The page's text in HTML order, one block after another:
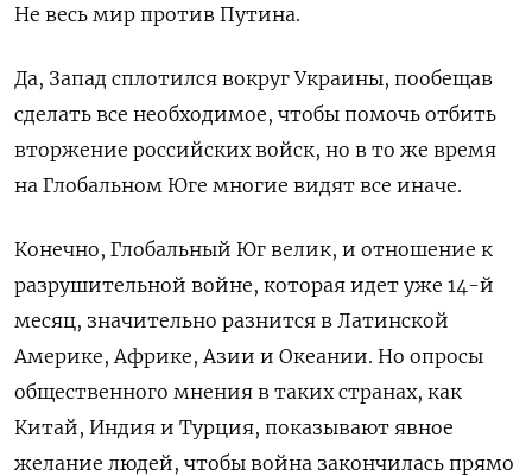
Не весь мир против Путина.
Да, Запад сплотился вокруг Украины, пообещав
сделать все необходимое, чтобы помочь отбить
вторжение российских войск, но в то же время
на Глобальном Юге многие видят все иначе.
Конечно, Глобальный Юг велик, и отношение к
разрушительной войне, которая идет уже 14-й
месяц, значительно разнится в Латинской
Америке, Африке, Азии и Океании. Но опросы
общественного мнения в таких странах, как
Китай, Индия и Турция, показывают явное
желание людей, чтобы война закончилась прямо